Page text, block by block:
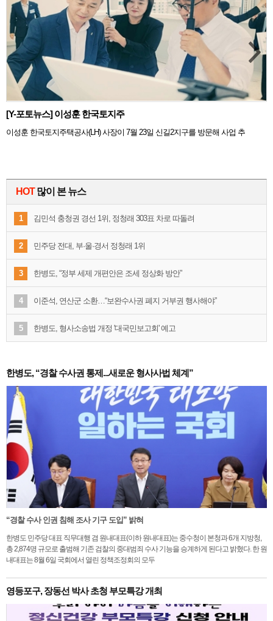
[Y-포토뉴스] 이성훈 한국토지주
이성훈 한국토지주택공사(LH) 사장이 7월 23일 신길2지구를 방문해 사업 추
HOT많이 본 뉴스
1 김민석 충청권 경선 1위, 정청래 303표 차로 따돌려
2 민주당 전대, 부·울·경서 정청래 1위
3 한병도, “정부 세제 개편안은 조세 정상화 방안”
4 이준석, 연산군 소환…“보완수사권 폐지 거부권 행사해야”
5 한병도, 형사소송법 개정 '대국민보고회' 예고
한병도, “경찰 수사권 통제...새로운 형사사법 체계”
“경찰 수사 인권 침해 조사 기구 도입” 밝혀
한병도 민주당 대표 직무대행 겸 원내대표(이하 원내대표)는 중수청이 본청과 6개 지방청,
총 2,874명 규모로 출범해 기존 검찰의 중대범죄 수사 기능을 승계하게 된다고 밝혔다. 한 원
내대표는 8월 6일 국회에서 열린 정책조정회의 모두
영등포구, 장동선 박사 초청 부모특강 개최